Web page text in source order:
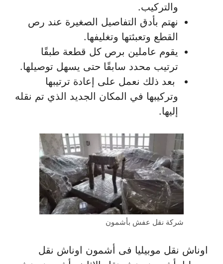
والتركيب.
نهتم بأدق التفاصيل الصغيرة عند رص
القطع وتعبئتها وتغليفها.
يقوم عاملين برص كل قطعة طبقًا
ترتيب محدد سابقًا حتى يسهل توصيلها.
بعد ذلك نعمل على إعادة ترتيبها
وتركيبها في المكان الجديد الذي تم نقله
إليها.
شركة نقل عفش بأشمون
اوناش نقل موبيليا فى أشمون اوناش نقل